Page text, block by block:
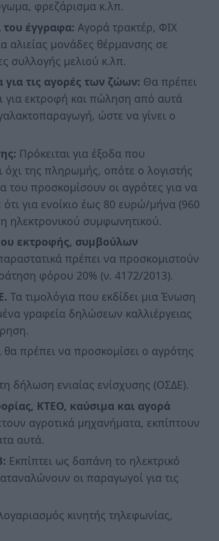
φρεζάρισμα κ.λπ.
του έγγραφα: Αγορά τρακτέρ, ΦΙΧ
αλιείας μονάδες θέρμανσης σε
συλλογής μελιού κ.λπ.
τις αγορές των ζώων: Θα πρέπει
για εκτροφή και πώληση από αυτά
ώστε να γίνει ο
Πρόκειται για έξοδα που
της πληρωμής, οπότε ο λογιστής
προσκομίσουν οι αγρότες για να
για ενοίκιο έως 80 ευρώ/μήνα (960
ηλεκτρονικού συμφωνητικού.
εκτροφής, συμβούλων
πρέπει να προσκομιστούν
φόρου 20% (ν. 4172/2013).
Τα τιμολόγια που εκδίδει μια Ένωση
γραφεία δηλώσεων καλλιέργειας
πρέπει να προσκομίσει ο αγρότης
δήλωση ενιαίας ενίσχυσης (ΟΣΔΕ).
ΚΤΕΟ, καύσιμα και αγορά
αγροτικά μηχανήματα, εκπίπτουν
αυτά.
Εκπίπτει ως δαπάνη το ηλεκτρικό
οι παραγωγοί για τις
κινητής τηλεφωνίας,